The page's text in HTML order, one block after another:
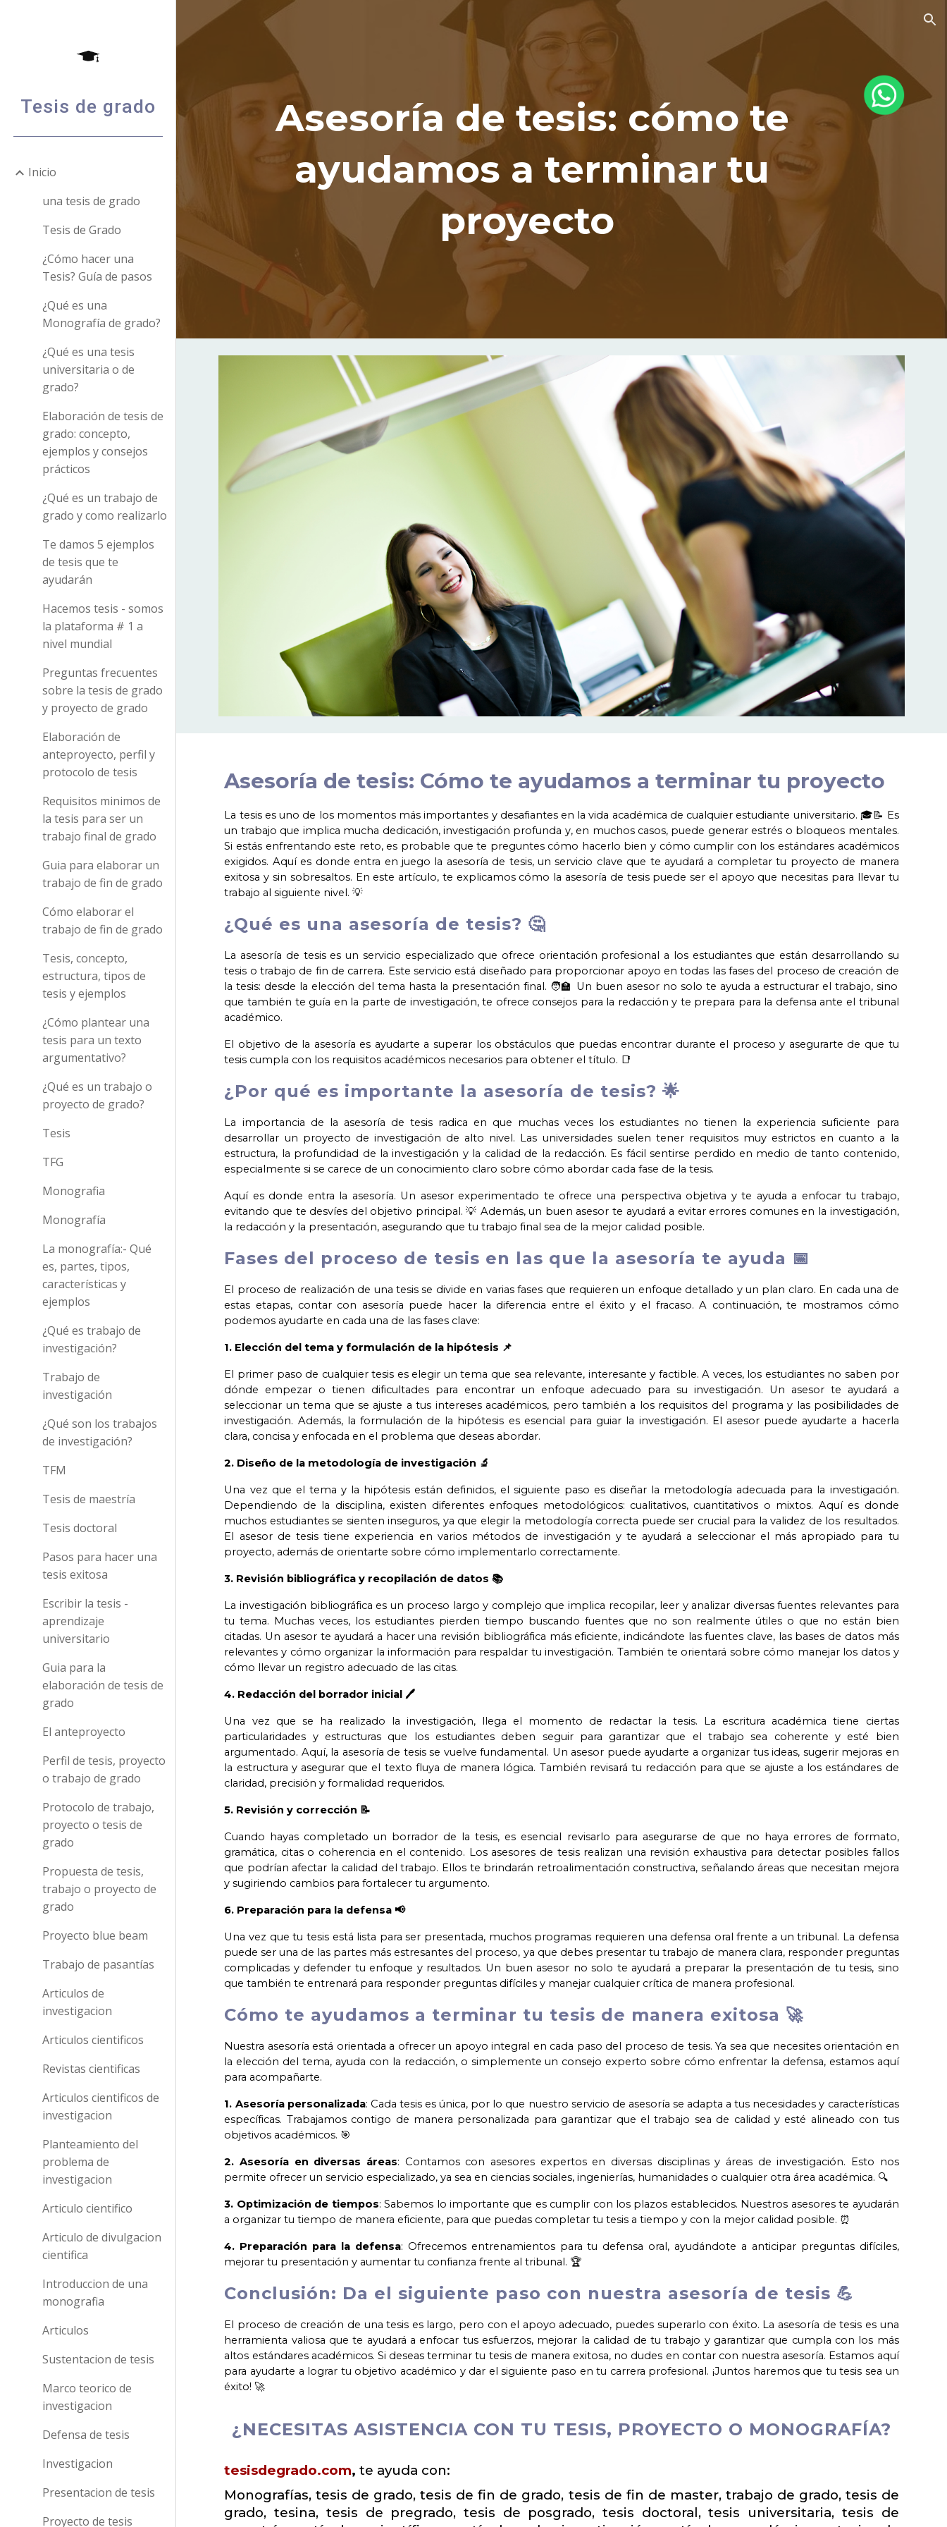
Skip to navigation
Tesis de grado
Inicio
una tesis de grado
Tesis de Grado
¿Cómo hacer una
Tesis? Guía de pasos
¿Qué es una
Monografía de grado?
¿Qué es una tesis
universitaria o de
grado?
Elaboración de tesis de
grado: concepto,
ejemplos y consejos
prácticos
¿Qué es un trabajo de
grado y como realizarlo
Te damos 5 ejemplos
de tesis que te
ayudarán
Hacemos tesis - somos
la plataforma # 1 a
nivel mundial
Preguntas frecuentes
sobre la tesis de grado
y proyecto de grado
Elaboración de
anteproyecto, perfil y
protocolo de tesis
Requisitos minimos de
la tesis para ser un
trabajo final de grado
Guia para elaborar un
trabajo de fin de grado
Cómo elaborar el
trabajo de fin de grado
Tesis, concepto,
estructura, tipos de
tesis y ejemplos
¿Cómo plantear una
tesis para un texto
argumentativo?
¿Qué es un trabajo o
proyecto de grado?
Tesis
TFG
Monografia
Monografía
La monografía:- Qué
es, partes, tipos,
características y
ejemplos
¿Qué es trabajo de
investigación?
Trabajo de
investigación
¿Qué son los trabajos
de investigación?
TFM
Tesis de maestría
Tesis doctoral
Pasos para hacer una
tesis exitosa
Escribir la tesis -
aprendizaje
universitario
Guia para la
elaboración de tesis de
grado
El anteproyecto
Perfil de tesis, proyecto
o trabajo de grado
Protocolo de trabajo,
proyecto o tesis de
grado
Propuesta de tesis,
trabajo o proyecto de
grado
Proyecto blue beam
Trabajo de pasantías
Articulos de
investigacion
Articulos cientificos
Revistas cientificas
Articulos cientificos de
investigacion
Planteamiento del
problema de
investigacion
Articulo cientifico
Articulo de divulgacion
cientifica
Introduccion de una
monografia
Articulos
Sustentacion de tesis
Marco teorico de
investigacion
Defensa de tesis
Investigacion
Presentacion de tesis
Proyecto de tesis
Asesoría de tesis: cómo te
ayudamos a terminar tu
proyecto
Asesoría de tesis: Cómo te ayudamos a terminar tu proyecto
La tesis es uno de los momentos más importantes y desafiantes en la vida académica de cualquier estudiante universitario. 🎓📝 Es
un trabajo que implica mucha dedicación, investigación profunda y, en muchos casos, puede generar estrés o bloqueos mentales.
Si estás enfrentando este reto, es probable que te preguntes cómo hacerlo bien y cómo cumplir con los estándares académicos
exigidos. Aquí es donde entra en juego la asesoría de tesis, un servicio clave que te ayudará a completar tu proyecto de manera
exitosa y sin sobresaltos. En este artículo, te explicamos cómo la asesoría de tesis puede ser el apoyo que necesitas para llevar tu
trabajo al siguiente nivel. 💡
¿Qué es una asesoría de tesis? 🤔
La asesoría de tesis es un servicio especializado que ofrece orientación profesional a los estudiantes que están desarrollando su
tesis o trabajo de fin de carrera. Este servicio está diseñado para proporcionar apoyo en todas las fases del proceso de creación de
la tesis: desde la elección del tema hasta la presentación final. 🧑‍🏫 Un buen asesor no solo te ayuda a estructurar el trabajo, sino
que también te guía en la parte de investigación, te ofrece consejos para la redacción y te prepara para la defensa ante el tribunal
académico.
El objetivo de la asesoría es ayudarte a superar los obstáculos que puedas encontrar durante el proceso y asegurarte de que tu
tesis cumpla con los requisitos académicos necesarios para obtener el título. 📑
¿Por qué es importante la asesoría de tesis? 🌟
La importancia de la asesoría de tesis radica en que muchas veces los estudiantes no tienen la experiencia suficiente para
desarrollar un proyecto de investigación de alto nivel. Las universidades suelen tener requisitos muy estrictos en cuanto a la
estructura, la profundidad de la investigación y la calidad de la redacción. Es fácil sentirse perdido en medio de tanto contenido,
especialmente si se carece de un conocimiento claro sobre cómo abordar cada fase de la tesis.
Aquí es donde entra la asesoría. Un asesor experimentado te ofrece una perspectiva objetiva y te ayuda a enfocar tu trabajo,
evitando que te desvíes del objetivo principal. 💡 Además, un buen asesor te ayudará a evitar errores comunes en la investigación,
la redacción y la presentación, asegurando que tu trabajo final sea de la mejor calidad posible.
Fases del proceso de tesis en las que la asesoría te ayuda 📅
El proceso de realización de una tesis se divide en varias fases que requieren un enfoque detallado y un plan claro. En cada una de
estas etapas, contar con asesoría puede hacer la diferencia entre el éxito y el fracaso. A continuación, te mostramos cómo
podemos ayudarte en cada una de las fases clave:
1. Elección del tema y formulación de la hipótesis 📌
El primer paso de cualquier tesis es elegir un tema que sea relevante, interesante y factible. A veces, los estudiantes no saben por
dónde empezar o tienen dificultades para encontrar un enfoque adecuado para su investigación. Un asesor te ayudará a
seleccionar un tema que se ajuste a tus intereses académicos, pero también a los requisitos del programa y las posibilidades de
investigación. Además, la formulación de la hipótesis es esencial para guiar la investigación. El asesor puede ayudarte a hacerla
clara, concisa y enfocada en el problema que deseas abordar.
2. Diseño de la metodología de investigación 🔬
Una vez que el tema y la hipótesis están definidos, el siguiente paso es diseñar la metodología adecuada para la investigación.
Dependiendo de la disciplina, existen diferentes enfoques metodológicos: cualitativos, cuantitativos o mixtos. Aquí es donde
muchos estudiantes se sienten inseguros, ya que elegir la metodología correcta puede ser crucial para la validez de los resultados.
El asesor de tesis tiene experiencia en varios métodos de investigación y te ayudará a seleccionar el más apropiado para tu
proyecto, además de orientarte sobre cómo implementarlo correctamente.
3. Revisión bibliográfica y recopilación de datos 📚
La investigación bibliográfica es un proceso largo y complejo que implica recopilar, leer y analizar diversas fuentes relevantes para
tu tema. Muchas veces, los estudiantes pierden tiempo buscando fuentes que no son realmente útiles o que no están bien
citadas. Un asesor te ayudará a hacer una revisión bibliográfica más eficiente, indicándote las fuentes clave, las bases de datos más
relevantes y cómo organizar la información para respaldar tu investigación. También te orientará sobre cómo manejar los datos y
cómo llevar un registro adecuado de las citas.
4. Redacción del borrador inicial 🖊️
Una vez que se ha realizado la investigación, llega el momento de redactar la tesis. La escritura académica tiene ciertas
particularidades y estructuras que los estudiantes deben seguir para garantizar que el trabajo sea coherente y esté bien
argumentado. Aquí, la asesoría de tesis se vuelve fundamental. Un asesor puede ayudarte a organizar tus ideas, sugerir mejoras en
la estructura y asegurar que el texto fluya de manera lógica. También revisará tu redacción para que se ajuste a los estándares de
claridad, precisión y formalidad requeridos.
5. Revisión y corrección 📝
Cuando hayas completado un borrador de la tesis, es esencial revisarlo para asegurarse de que no haya errores de formato,
gramática, citas o coherencia en el contenido. Los asesores de tesis realizan una revisión exhaustiva para detectar posibles fallos
que podrían afectar la calidad del trabajo. Ellos te brindarán retroalimentación constructiva, señalando áreas que necesitan mejora
y sugiriendo cambios para fortalecer tu argumento.
6. Preparación para la defensa 📢
Una vez que tu tesis está lista para ser presentada, muchos programas requieren una defensa oral frente a un tribunal. La defensa
puede ser una de las partes más estresantes del proceso, ya que debes presentar tu trabajo de manera clara, responder preguntas
complicadas y defender tu enfoque y resultados. Un buen asesor no solo te ayudará a preparar la presentación de tu tesis, sino
que también te entrenará para responder preguntas difíciles y manejar cualquier crítica de manera profesional.
Cómo te ayudamos a terminar tu tesis de manera exitosa 🚀
Nuestra asesoría está orientada a ofrecer un apoyo integral en cada paso del proceso de tesis. Ya sea que necesites orientación en
la elección del tema, ayuda con la redacción, o simplemente un consejo experto sobre cómo enfrentar la defensa, estamos aquí
para acompañarte.
1. Asesoría personalizada: Cada tesis es única, por lo que nuestro servicio de asesoría se adapta a tus necesidades y características
específicas. Trabajamos contigo de manera personalizada para garantizar que el trabajo sea de calidad y esté alineado con tus
objetivos académicos. 🎯
2. Asesoría en diversas áreas: Contamos con asesores expertos en diversas disciplinas y áreas de investigación. Esto nos
permite ofrecer un servicio especializado, ya sea en ciencias sociales, ingenierías, humanidades o cualquier otra área académica. 🔍
3. Optimización de tiempos: Sabemos lo importante que es cumplir con los plazos establecidos. Nuestros asesores te ayudarán
a organizar tu tiempo de manera eficiente, para que puedas completar tu tesis a tiempo y con la mejor calidad posible. ⏰
4. Preparación para la defensa: Ofrecemos entrenamientos para tu defensa oral, ayudándote a anticipar preguntas difíciles,
mejorar tu presentación y aumentar tu confianza frente al tribunal. 🏆
Conclusión: Da el siguiente paso con nuestra asesoría de tesis 💪
El proceso de creación de una tesis es largo, pero con el apoyo adecuado, puedes superarlo con éxito. La asesoría de tesis es una
herramienta valiosa que te ayudará a enfocar tus esfuerzos, mejorar la calidad de tu trabajo y garantizar que cumpla con los más
altos estándares académicos. Si deseas terminar tu tesis de manera exitosa, no dudes en contar con nuestra asesoría. Estamos aquí
para ayudarte a lograr tu objetivo académico y dar el siguiente paso en tu carrera profesional. ¡Juntos haremos que tu tesis sea un
éxito! 🚀
¿NECESITAS ASISTENCIA CON TU TESIS, PROYECTO O MONOGRAFÍA?
tesisdegrado.com, te ayuda con:
Monografías, tesis de grado, tesis de fin de grado, tesis de fin de master, trabajo de grado, tesis de
grado, tesina, tesis de pregrado, tesis de posgrado, tesis doctoral, tesis universitaria, tesis de